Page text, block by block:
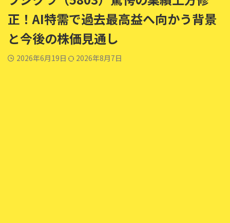
正！AI特需で過去最高益へ向かう背景
と今後の株価見通し
2026年6月19日 2026年8月7日